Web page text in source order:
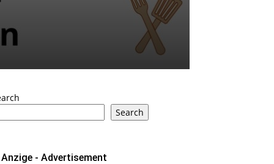
Search
Anzige - Advertisement